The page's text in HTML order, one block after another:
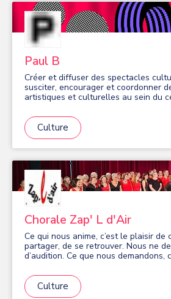
membre de l'association, trois
100€ par an : les mercredis soirs
numérique 9 avenue de France. - le
par an. Bénéficiant de l'agrément "Jeunesse éducation
populaire", nous accompagnons les
pratique éclairée du jeu vidéo pour
loisir et un atout pour se connaître.
Paul B
Créer et diffuser des spectacles
susciter, encourager et coordonner
artistiques et culturelles au sein du
développement de ses activités.
Culture
Chorale Zap' L d'Air
Ce qui nous anime, c’est le plaisir de
partager, de se retrouver. Nous ne demandons pas
d’audition. Ce que nous demandons,
C’est déjà un très bon début! Si
contactez-nous pour savoir si nous
de vous accueillir.
Culture